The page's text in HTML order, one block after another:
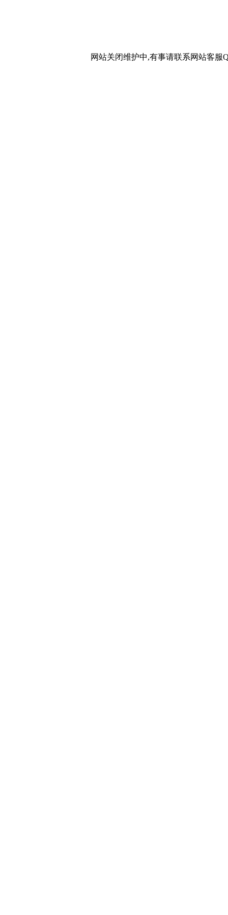
网站关闭维护中,有事请联系网站客服